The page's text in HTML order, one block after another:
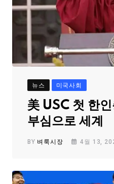
뉴스 미국사회
美 USC 첫 한
부심으로 세계
BY 벼룩시장 4월 13,